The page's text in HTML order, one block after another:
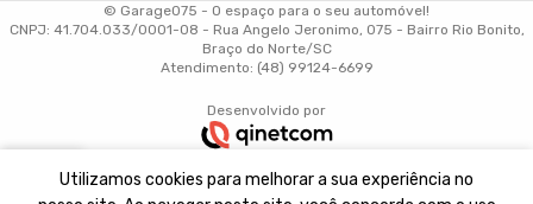
© Garage075 - O espaço para o seu automóvel!
CNPJ: 41.704.033/0001-08 - Rua Angelo Jeronimo, 075 - Bairro Rio Bonito,
Braço do Norte/SC
Atendimento: (48) 99124-6699
Desenvolvido por
Utilizamos cookies para melhorar a sua experiência no